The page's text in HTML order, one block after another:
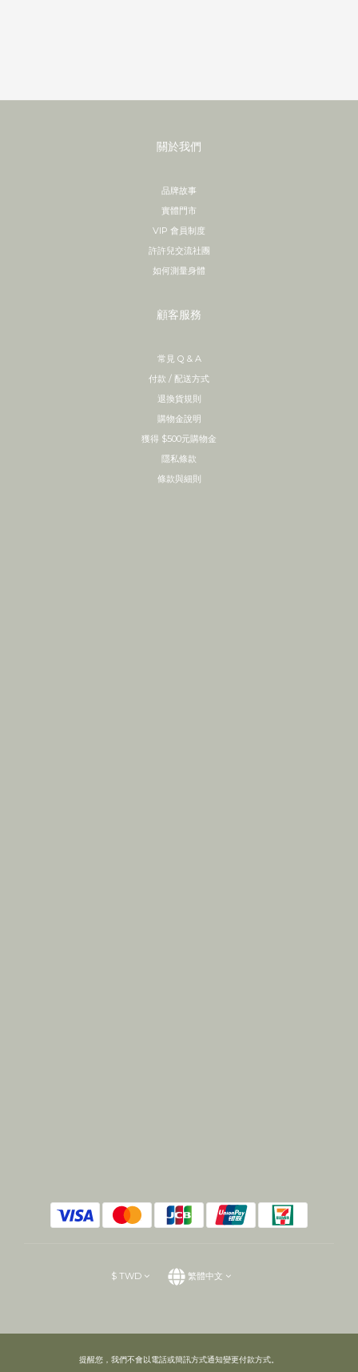
關於我們
品牌故事
實體門市
VIP 會員制度
許許兒交流社團
如何測量身體
顧客服務
常見 Q & A
付款 / 配送方式
退換貨規則
購物金說明
獲得 $500元購物金
隱私條款
條款與細則
$ TWD 繁體中文
提醒您，我們不會以電話或簡訊方式通知變更付款方式。